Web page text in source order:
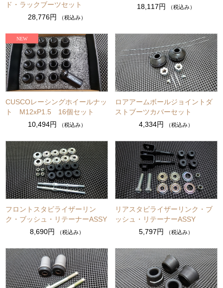
ド・ラックブーツセット
28,776円
（税込み）
18,117円
（税込み）
CUSCOレーシングホイールナッ
ト M12xP1.5 16個セット
10,494円
（税込み）
ロアアームボールジョイントダ
ストブーツカバーセット
4,334円
（税込み）
フロントスタビライザーリン
ク・ブッシュ・リテーナーASSY
8,690円
（税込み）
リアスタビライザーリンク・ブ
ッシュ・リテーナーASSY
5,797円
（税込み）